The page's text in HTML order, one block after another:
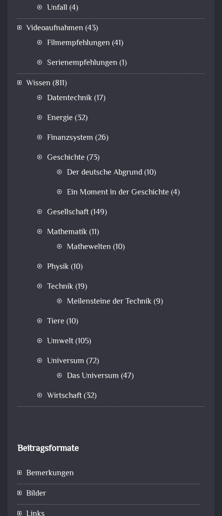
Unfall (4)
Videoaufnahmen (43)
Filmempfehlungen (41)
Serienempfehlungen (1)
Wissen (811)
Datentechnik(17)
Energie (32)
Finanzsystem (26)
Geschichte (73)
Der deutsche Abgrund(10)
Ein Moment in der Geschichte (4)
Gesellschaft(149)
Mathematik(11)
Mathewelten (10)
Physik(10)
Technik(19)
Meilensteine der Technik(9)
Tiere (10)
Umwelt(105)
Universum (72)
Das Universum (47)
Wirtschaft(32)
Beitragsformate
Bemerkungen
Bilder